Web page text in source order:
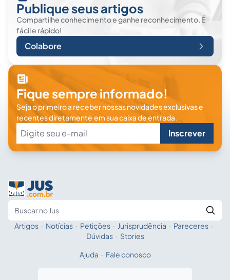
Publique seus artigos
Compartilhe conhecimento e ganhe reconhecimento. É
fácil e rápido!
Colabore
Fique sempre informado!
Seja o primeiro a receber nossas novidades exclusivas e
recentes diretamente em sua caixa de entrada.
Inscrever
Fale com a IA
Artigos · Notícias · Petições · Jurisprudência · Pareceres ·
Dúvidas · Stories
Ajuda · Fale conosco